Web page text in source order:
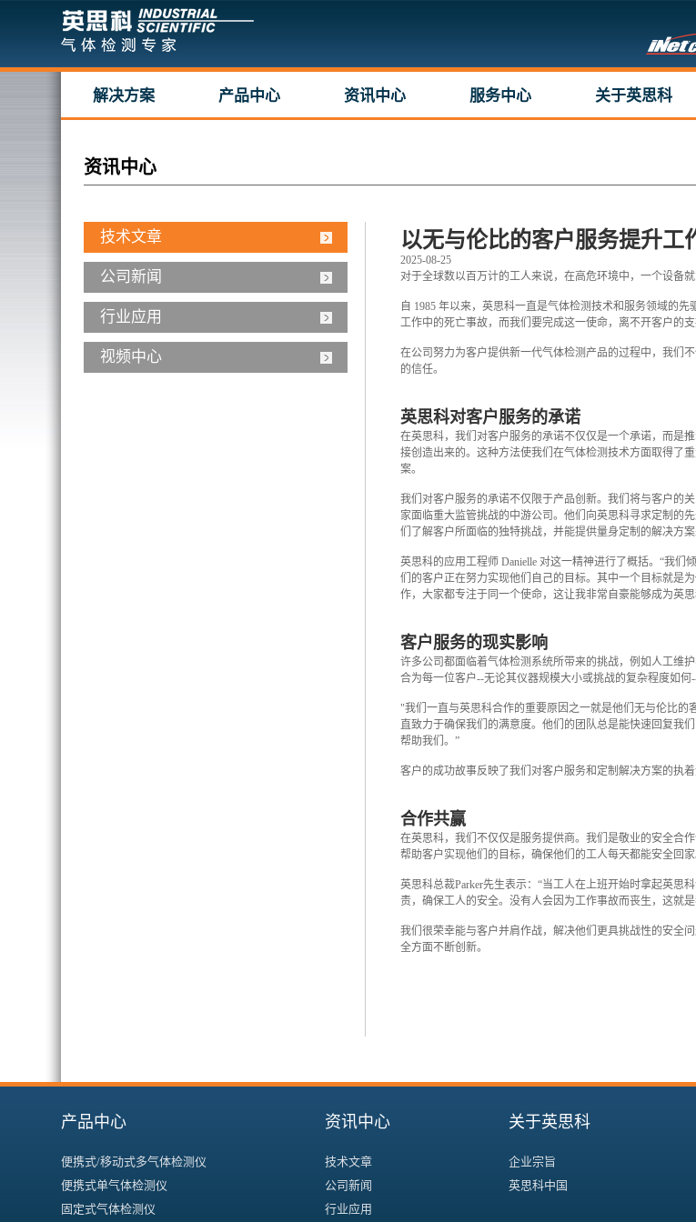
解决方案 产品中心 资讯中心 服务中心 关于英思科
资讯中心
技术文章
公司新闻
行业应用
视频中心
以无与伦比的客户服务提升工
2025-08-25
对于全球数以百万计的工人来说，在高危环境中，一个设备就
自 1985 年以来，英思科一直是气体检测技术和服务领域的
工作中的死亡事故，而我们要完成这一使命，离不开客户的支
在公司努力为客户提供新一代气体检测产品的过程中，我们
的信任。
英思科对客户服务的承诺
在英思科，我们对客户服务的承诺不仅仅是一个承诺，而是
接创造出来的。这种方法使我们在气体检测技术方面取得了
案。
我们对客户服务的承诺不仅限于产品创新。我们将与客户的
家面临重大监管挑战的中游公司。他们向英思科寻求定制的
们了解客户所面临的独特挑战，并能提供量身定制的解决方案
英思科的应用工程师 Danielle 对这一精神进行了概括。“我
们的客户正在努力实现他们自己的目标。其中一个目标就是
作，大家都专注于同一个使命，这让我非常自豪能够成为英
客户服务的现实影响
许多公司都面临着气体检测系统所带来的挑战，例如人工维
合为每一位客户--无论其仪器规模大小或挑战的复杂程度如
"我们一直与英思科合作的重要原因之一就是他们无与伦比
直致力于确保我们的满意度。他们的团队总是能快速回复我
帮助我们。”
客户的成功故事反映了我们对客户服务和定制解决方案的执着
合作共赢
在英思科，我们不仅仅是服务提供商。我们是敬业的安全合
帮助客户实现他们的目标，确保他们的工人每天都能安全回家
英思科总裁Parker先生表示：“当工人在上班开始时拿起英思
责，确保工人的安全。没有人会因为工作事故而丧生，这就
我们很荣幸能与客户并肩作战，解决他们更具挑战性的安全
全方面不断创新。
产品中心
便携式/移动式多气体检测仪
便携式单气体检测仪
固定式气体检测仪
资讯中心
技术文章
公司新闻
行业应用
关于英思科
企业宗旨
英思科中国